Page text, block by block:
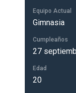
Equipo Actual
Gimnasia
Cumpleaños
27
Edad
20